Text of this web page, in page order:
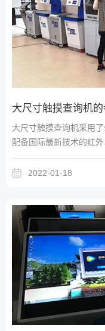
大尺寸触摸查询机
大尺寸触摸查询机采用
配备国际最新技术的红
点、6点、10点、16点
2022-01-18